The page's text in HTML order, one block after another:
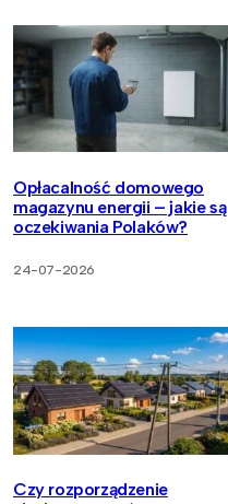
Opłacalność domowego
magazynu energii – jakie są
oczekiwania Polaków?
24-07-2026
Czy rozporządzenie